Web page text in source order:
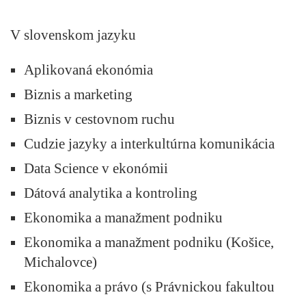
V slovenskom jazyku
Aplikovaná ekonómia
Biznis a marketing
Biznis v cestovnom ruchu
Cudzie jazyky a interkultúrna komunikácia
Data Science v ekonómii
Dátová analytika a kontroling
Ekonomika a manažment podniku
Ekonomika a manažment podniku (Košice,
Michalovce)
Ekonomika a právo (s Právnickou fakultou